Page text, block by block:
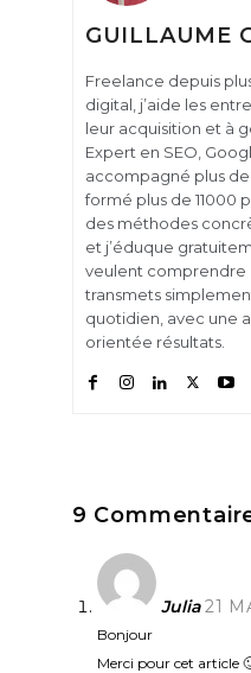
GUILLAUME
Freelance depuis
digital, j’aide les
leur acquisition et à
Expert en SEO,
accompagné plus
formé plus de 11000
des méthodes
et j’éduque
veulent comprendre
transmets
quotidien, avec une
orientée résultats.
9
Julia 21
Bonjour
Merci pour cet article